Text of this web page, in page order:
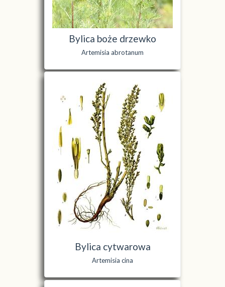
Bylica boże drzewko
Artemisia abrotanum
Bylica cytwarowa
Artemisia cina